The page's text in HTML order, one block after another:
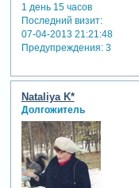
1 день 15 часов
Последний визит:
07-04-2013 21:21:48
Предупреждения:3
Nataliya K*
Долгожитель